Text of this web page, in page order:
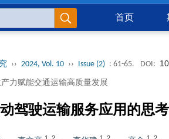
首页
›› 2024, Vol. 10 ›› Issue (2) : 61-65. DOI:
力赋能交通运输高质量发展
驾驶运输服务应用的思